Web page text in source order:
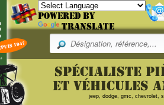
Powered by
Translate
Spécialiste
et véhicules
jeep, dodge, gmc, chevrolet,
Référence